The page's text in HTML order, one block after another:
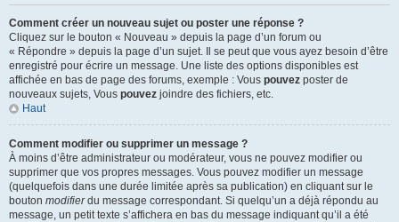
Comment créer un nouveau sujet ou poster une réponse ?
Cliquez sur le bouton « Nouveau » depuis la page d’un forum ou
« Répondre » depuis la page d’un sujet. Il se peut que vous ayez besoin d’être
enregistré pour écrire un message. Une liste des options disponibles est
affichée en bas de page des forums, exemple : Vous pouvez poster de
nouveaux sujets, Vous pouvez joindre des fichiers, etc.
Haut
Comment modifier ou supprimer un message ?
À moins d’être administrateur ou modérateur, vous ne pouvez modifier ou
supprimer que vos propres messages. Vous pouvez modifier un message
(quelquefois dans une durée limitée après sa publication) en cliquant sur le
bouton modifierdu message correspondant. Si quelqu’un a déjà répondu au
message, un petit texte s’affichera en bas du message indiquant qu’il a été